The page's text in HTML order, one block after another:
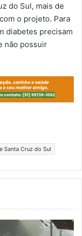
do Sul, mais de
o projeto. Para
diabetes precisam
não possuir
Santa Cruz do Sul